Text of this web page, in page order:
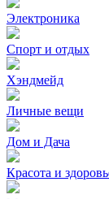
Электроника
Спорт и отдых
Хэндмейд
Личные вещи
Дом и Дача
Красота и